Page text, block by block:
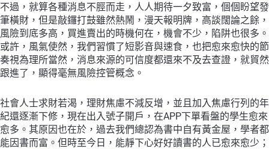
不過，就算各種消息不脛而走，人人期待一夕致富，個個盼望發
筆橫財，但是敲鑼打鼓雖然熱鬧，漫天報明牌，高談闊論之餘，
風險到底多高，買進賣出的時機何在，機會不少，陷阱也很多。
或許，風氣使然，我們習慣了短影音與速食，也把愈來愈快的節
奏視為理所當然，消息來源的可信度都還來不及去查證，就貿然
跟進了，顯得毫無風險控管概念。
社會人士求財若渴，理財焦慮不減反增，並且加入焦慮行列的年
紀還逐漸下修，現在出入號子開戶，在APP下單看盤的學生愈來
愈多。其原因也在於，過去我們總認為書中自有黃金屋，學者都
能因書而富。但時至今日，能靜下心好好讀書的人已愈來愈少；